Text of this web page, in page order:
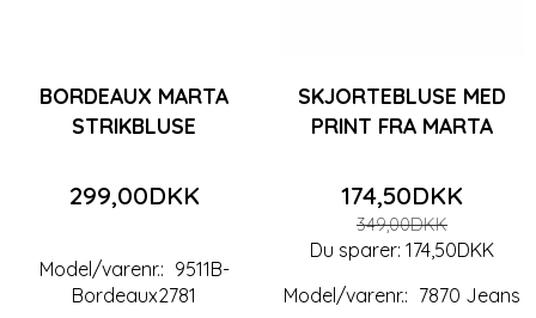
BORDEAUX MARTA
STRIKBLUSE
299,00DKK
Model/varenr.: 9511B-
Bordeaux2781
SKJORTEBLUSE MED
PRINT FRA MARTA
174,50DKK
349,00DKK
Du sparer: 174,50DKK
Model/varenr.: 7870 Jeans